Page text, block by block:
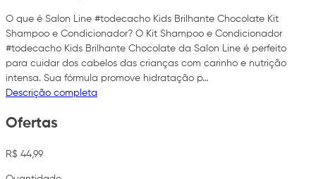
O que é Salon Line #todecacho Kids Brilhante Chocolate Kit
Shampoo e Condicionador? O Kit Shampoo e Condicionador
#todecacho Kids Brilhante Chocolate da Salon Line é perfeito
para cuidar dos cabelos das crianças com carinho e nutrição
intensa. Sua fórmula promove hidratação p…
Descrição completa
Ofertas
R$ 44,99